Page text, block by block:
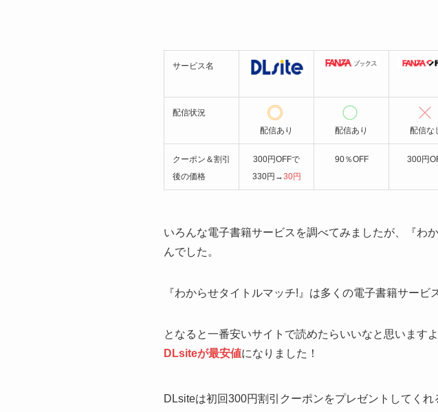
サービス名
配信状況
配信あり
配信あり 配信な
クーポン＆割引
後の価格
300円OFFで
330円→30円
90％OFF 300円
いろんな電子書籍サービスを調べてみましたが、『わ
んでした。
『わからせタイトルマッチ!』は多くの電子書籍サービ
となると一番安いサイトで読めたらいいなと思います
DLsiteが最安値になりました！
DLsiteは初回300円割引クーポンをプレゼントしてく